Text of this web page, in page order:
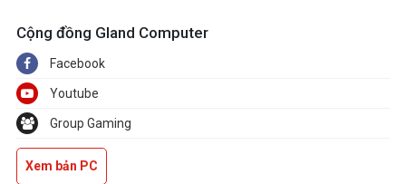
Cộng đồng Gland Computer
Facebook
Youtube
Group Gaming
Xem bản PC